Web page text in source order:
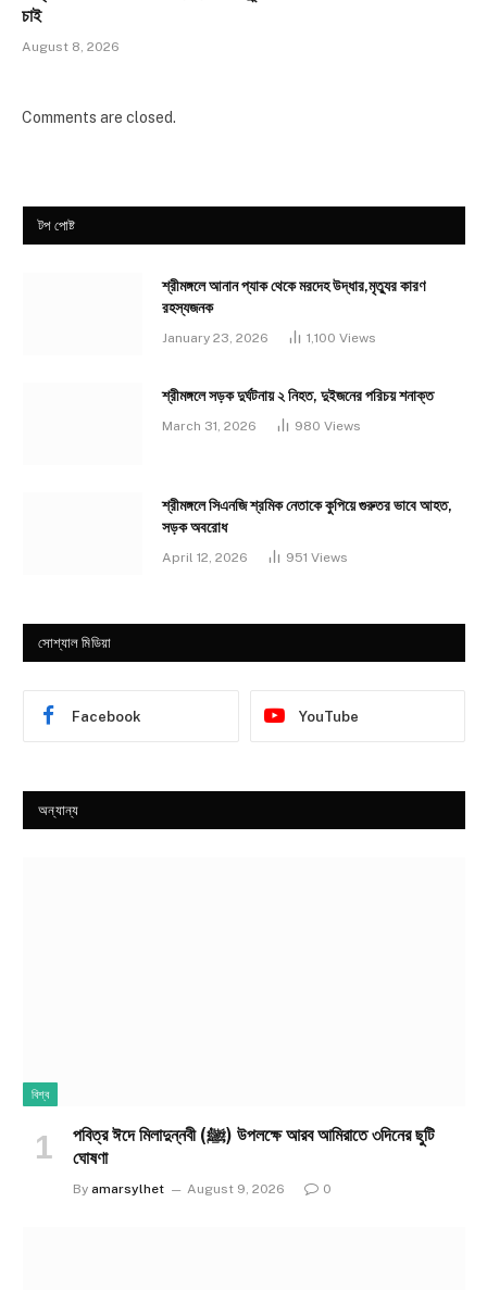
চাই
August 8, 2026
Comments are closed.
টপ পোষ্ট
শ্রীমঙ্গলে আনান প্যাক থেকে মরদেহ উদ্ধার,মৃত্যুর কারণ
রহস্যজনক
January 23, 2026 1,100 Views
শ্রীমঙ্গলে সড়ক দুর্ঘটনায় ২ নিহত, দুইজনের পরিচয় শনাক্ত
March 31, 2026 980 Views
শ্রীমঙ্গলে সিএনজি শ্রমিক নেতাকে কুপিয়ে গুরুতর ভাবে আহত,
সড়ক অবরোধ
April 12, 2026 951 Views
সোশ্যাল মিডিয়া
Facebook YouTube
অন্যান্য
বিশ্ব
পবিত্র ঈদে মিলাদুন্নবী (ﷺ) উপলক্ষে আরব আমিরাতে ৩দিনের ছুটি
ঘোষণা
By amarsylhet August 9, 2026 0